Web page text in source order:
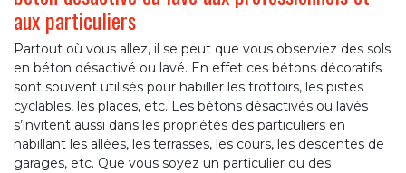
aux particuliers
Partout où vous allez, il se peut que vous observiez des sols
en béton désactivé ou lavé. En effet ces bétons décoratifs
sont souvent utilisés pour habiller les trottoirs, les pistes
cyclables, les places, etc. Les bétons désactivés ou lavés
s’invitent aussi dans les propriétés des particuliers en
habillant les allées, les terrasses, les cours, les descentes de
garages, etc. Que vous soyez un particulier ou des